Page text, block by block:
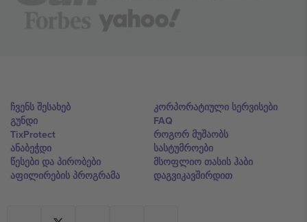
ჩვენს შესახებ
გუნდი
TixProtect
ანაბეჭდი
წესები და პირობები
აფილირების პროგრამა
კორპორატიული სერვისები
FAQ
როგორ მუშაობს
სასტუმროები
მსოფლიო თასის ჰაბი
დაგვიკავშირდით